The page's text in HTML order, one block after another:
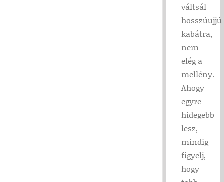
váltsál
hosszúujjú
kabátra,
nem
elég a
mellény.
Ahogy
egyre
hidegebb
lesz,
mindig
figyelj,
hogy